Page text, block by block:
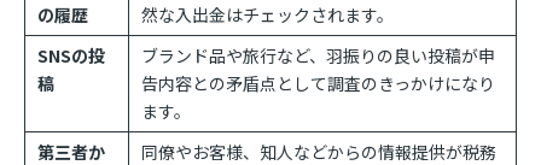
の履歴
然な入出金はチェックされます。
SNSの投
稿
ブランド品や旅行など、羽振りの良い投稿が申
告内容との矛盾点として調査のきっかけになり
ます。
第三者か
同僚やお客様、知人などからの情報提供が税務